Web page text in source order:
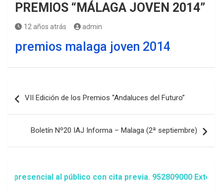
PREMIOS “MÁLAGA JOVEN 2014”
12 años atrás admin
premios malaga joven 2014
de
VII Edición de los Premios “Andaluces del Futuro”
Boletín Nº20 IAJ Informa – Malaga (2ª septiembre)
al público con cita previa. 952809000 Extensión